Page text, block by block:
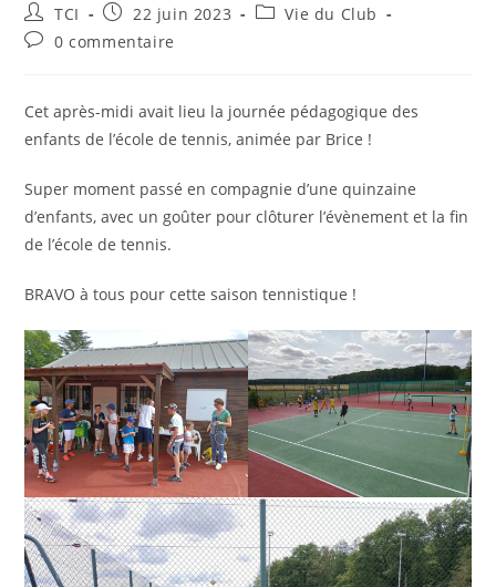
Auteur/autrice
de
la
TCI
Publication
publiée :
22 juin 2023
PostVie du Club
Commentaires
publication :
0 commentaire
Cet après-midi avait lieu la journée pédagogique des
enfants de l’école de tennis, animée par Brice !
Super moment passé en compagnie d’une quinzaine
d’enfants, avec un goûter pour clôturer l’évènement et la fin
de l’école de tennis.
BRAVO à tous pour cette saison tennistique !